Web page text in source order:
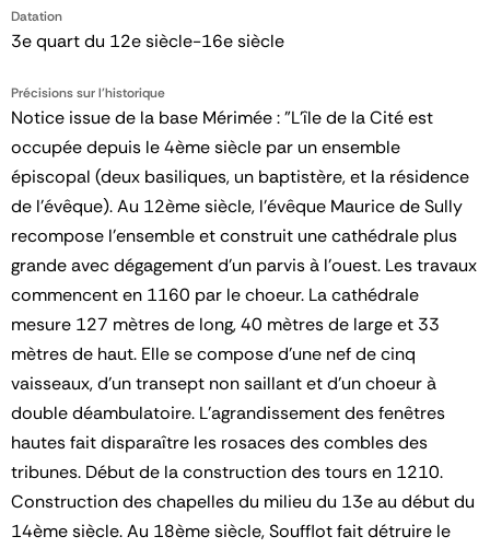
Datation
3e quart du 12e siècle-16e siècle
Précisions sur l'historique
Notice issue de la base Mérimée : "L'île de la Cité est
occupée depuis le 4ème siècle par un ensemble
épiscopal (deux basiliques, un baptistère, et la résidence
de l'évêque). Au 12ème siècle, l'évêque Maurice de Sully
recompose l'ensemble et construit une cathédrale plus
grande avec dégagement d'un parvis à l'ouest. Les travaux
commencent en 1160 par le choeur. La cathédrale
mesure 127 mètres de long, 40 mètres de large et 33
mètres de haut. Elle se compose d'une nef de cinq
vaisseaux, d'un transept non saillant et d'un choeur à
double déambulatoire. L'agrandissement des fenêtres
hautes fait disparaître les rosaces des combles des
tribunes. Début de la construction des tours en 1210.
Construction des chapelles du milieu du 13e au début du
14ème siècle. Au 18ème siècle, Soufflot fait détruire le